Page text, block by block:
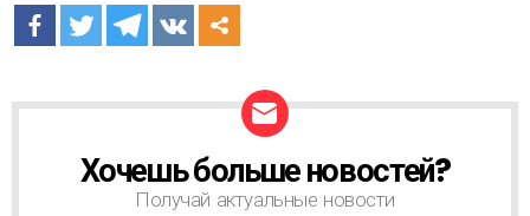
Хочешь больше новостей?
Получай актуальные новости